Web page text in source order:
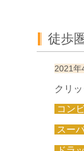
徒歩
2021年
クリ
コン
スー